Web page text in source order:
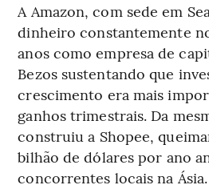
A Amazon, com sede em
dinheiro constantemente
anos como empresa de
Bezos sustentando que
crescimento era mais
ganhos trimestrais. Da
construiu a Shopee,
bilhão de dólares por ano
concorrentes locais na Ásia.